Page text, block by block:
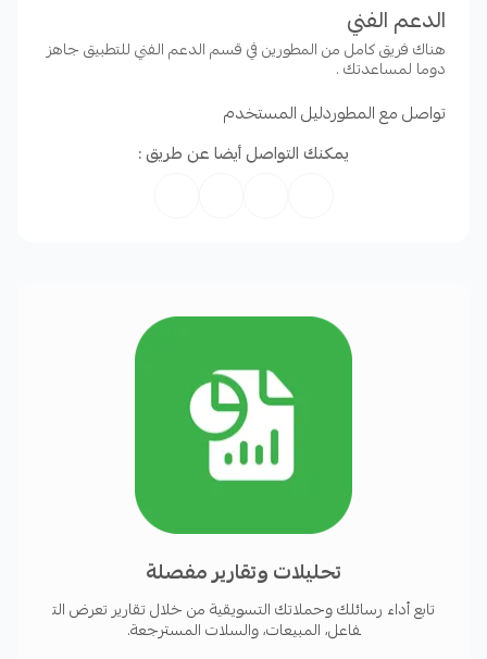
المميزات الرئيسية (قائمة مبسطة):
.استرجاع السلات المتروكة تلقائيًا عبر رسائل واتساب
المنتجات أو تفضيلات العملاء
.نظام ذكي يتابع كل عميل ويرسل له الرسالة المناسبة في
.واجهة استخدام بسيطة وسريعة دون تعقيد أو
إعدادات معقّدة
.تكامل مباشر وسلس مع متجرك على سلة.
لماذا تختار سلامات؟
الدعم الفني
هناك فريق كامل من المطورين في قسم الدعم الفني للتطبيق جاهز
دوما لمساعدتك .
تواصل مع المطوردليل المستخدم
يمكنك التواصل أيضا عن طريق :
تحليلات وتقارير مفصلة
تابع أداء رسائلك وحملاتك التسويقية من خلال تقارير تعرض الت
فاعل، المبيعات، والسلات المسترجعة.